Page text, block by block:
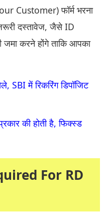
Customer) फॉर्म भरना
दस्तावेज, जैसे ID
करने होंगे ताकि आपका
में रिकरिंग डिपॉजिट
की होती है, फिक्स्ड
For RD